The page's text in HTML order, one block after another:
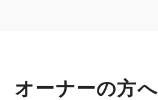
オーナーの方へ